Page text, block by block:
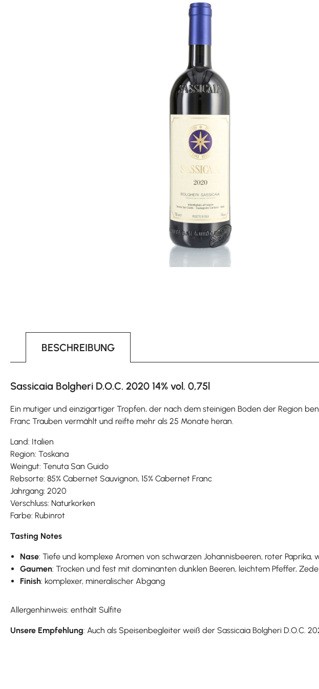
BESCHREIBUNG
Sassicaia Bolgheri D.O.C. 2020 14% vol. 0,75l
Ein mutiger und einzigartiger Tropfen, der nach dem steinigen Boden der Region
Franc Trauben vermählt und reifte mehr als 25 Monate heran.
Land: Italien
Region: Toskana
Weingut: Tenuta San Guido
Rebsorte: 85% Cabernet Sauvignon, 15% Cabernet Franc
Jahrgang: 2020
Verschluss: Naturkorken
Farbe: Rubinrot
Tasting Notes
Nase: Tiefe und komplexe Aromen von schwarzen Johannisbeeren, roter
Gaumen: Trocken und fest mit dominanten dunklen Beeren, leichtem Pfeffer,
Finish: komplexer, mineralischer Abgang
Allergenhinweis: enthält Sulfite
Unsere Empfehlung: Auch als Speisenbegleiter weiß der Sassicaia Bolgheri D.O.C.